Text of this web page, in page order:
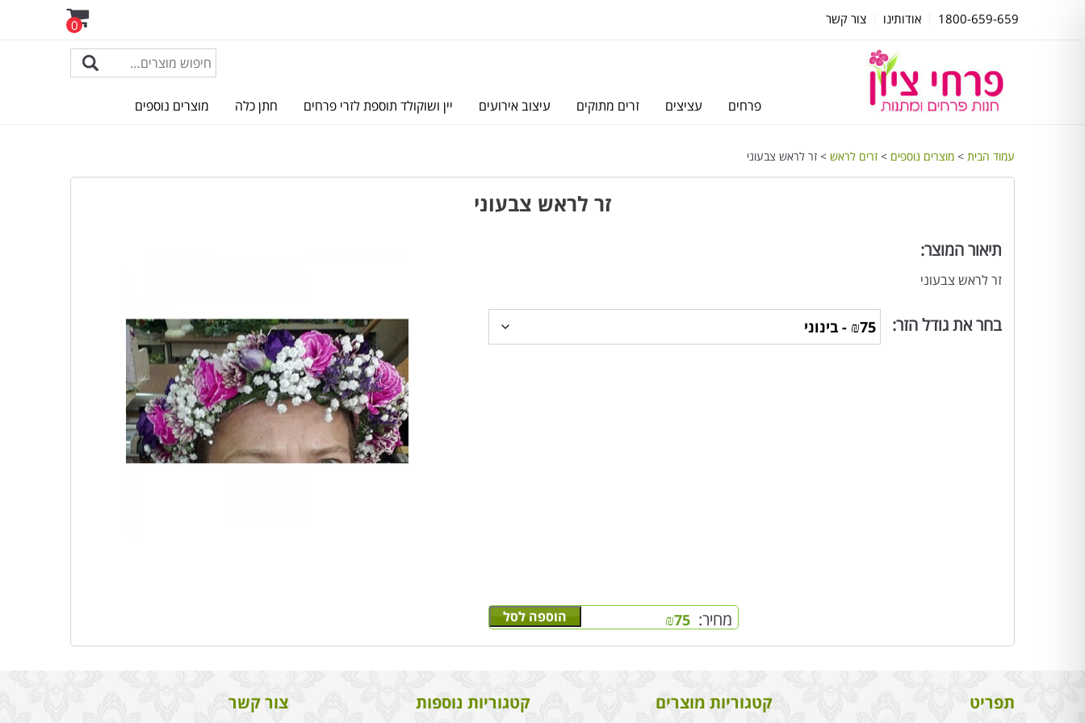
1800-659-659 אודותינו צור קשר 0
פרחים עציצים זרים מתוקים עיצוב אירועים יין ושוקולד תוספת לזרי פרחים חתן כלה מוצרים נוספים
עמוד הבית > מוצרים נוספים > זרים לראש > זר לראש צבעוני
זר לראש צבעוני
תיאור המוצר:
זר לראש צבעוני
בחר את גודל הזר:
מחיר: ₪75 הוספה לסל
תפריט קטגוריות מוצרים קטגוריות נוספות צור קשר